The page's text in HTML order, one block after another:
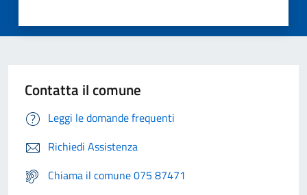
Contatta il comune
Leggi le domande frequenti
Richiedi Assistenza
Chiama il comune 075 87471